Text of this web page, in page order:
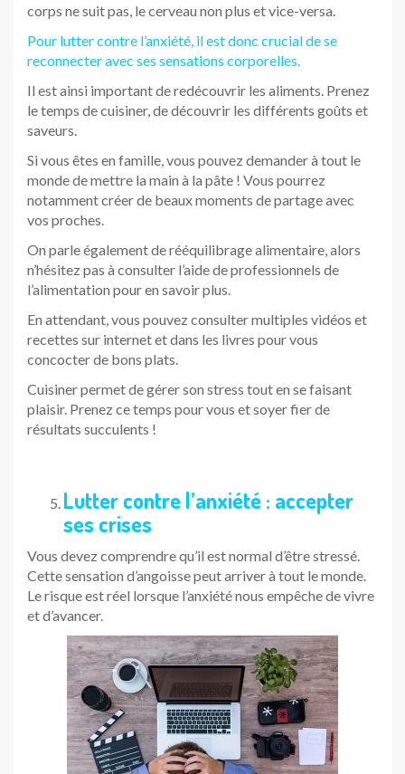
corps ne suit pas, le cerveau non plus et vice-versa.
Pour lutter contre l’anxiété, il est donc crucial de se
reconnecter avec ses sensations corporelles.
Il est ainsi important de redécouvrir les aliments. Prenez
le temps de cuisiner, de découvrir les différents goûts et
saveurs.
Si vous êtes en famille, vous pouvez demander à tout le
monde de mettre la main à la pâte ! Vous pourrez
notamment créer de beaux moments de partage avec
vos proches.
On parle également de rééquilibrage alimentaire, alors
n’hésitez pas à consulter l’aide de professionnels de
l’alimentation pour en savoir plus.
En attendant, vous pouvez consulter multiples vidéos et
recettes sur internet et dans les livres pour vous
concocter de bons plats.
Cuisiner permet de gérer son stress tout en se faisant
plaisir. Prenez ce temps pour vous et soyer fier de
résultats succulents !
Lutter contre l’anxiété : accepter
ses crises
Vous devez comprendre qu’il est normal d’être stressé.
Cette sensation d’angoisse peut arriver à tout le monde.
Le risque est réel lorsque l’anxiété nous empêche de vivre
et d’avancer.